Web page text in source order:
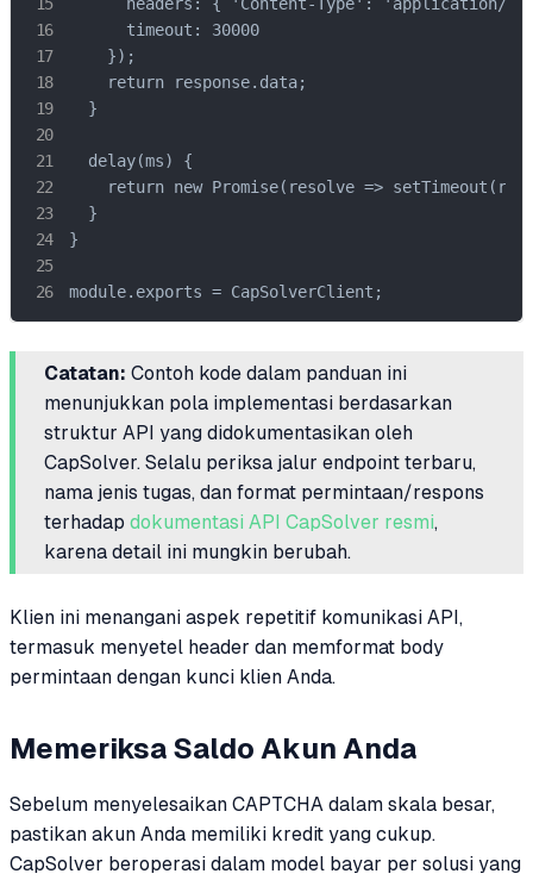
      timeout: 30000
    });
    return response.data;
  }
  delay(ms) {
return new Promise(resolve =>
  }
}
module.exports = CapSolverClient;
Catatan: Contoh kode dalam panduan ini
menunjukkan pola implementasi berdasarkan
struktur API yang didokumentasikan oleh
CapSolver. Selalu periksa jalur endpoint terbaru,
nama jenis tugas, dan format permintaan/respons
terhadap dokumentasi API CapSolver resmi,
karena detail ini mungkin berubah.
Klien ini menangani aspek repetitif komunikasi API,
termasuk menyetel header dan memformat body
permintaan dengan kunci klien Anda.
Memeriksa Saldo Akun Anda
Sebelum menyelesaikan CAPTCHA dalam skala besar,
pastikan akun Anda memiliki kredit yang cukup.
CapSolver beroperasi dalam model bayar per solusi yang